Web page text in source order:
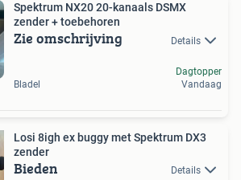
Spektrum NX20 20-kanaals DSMX
zender + toebehoren
Zie omschrijving Details
Bladel
Dagtopper
Vandaag
Losi 8igh ex buggy met Spektrum DX3
zender
Bieden Details